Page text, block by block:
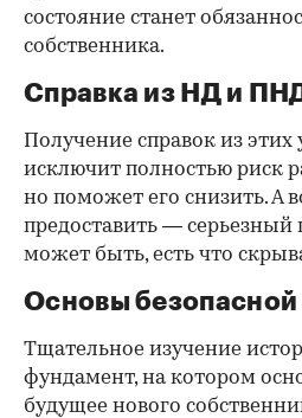
состояние станет
собственника.
Справка из НД и
Получение справок из
исключит полностью риск
но поможет его снизить. А
предоставить — серьезный
может быть, есть что
Основы безопасной
Тщательное изучение
фундамент, на котором
будущее нового